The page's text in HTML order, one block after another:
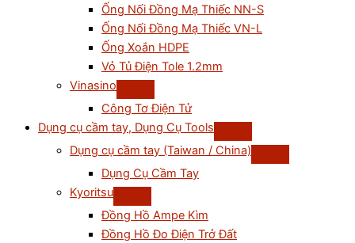
Ống Nối Đồng Mạ Thiếc NN-S
Ống Nối Đồng Mạ Thiếc VN-L
Ống Xoắn HDPE
Vỏ Tủ Điện Tole 1.2mm
Vinasino
Công Tơ Điện Tử
Dụng cụ cầm tay, Dụng Cụ Tools
Dụng cụ cầm tay (Taiwan / China)
Dụng Cụ Cầm Tay
Kyoritsu
Đồng Hồ Ampe Kìm
Đồng Hồ Đo Điện Trở Đất